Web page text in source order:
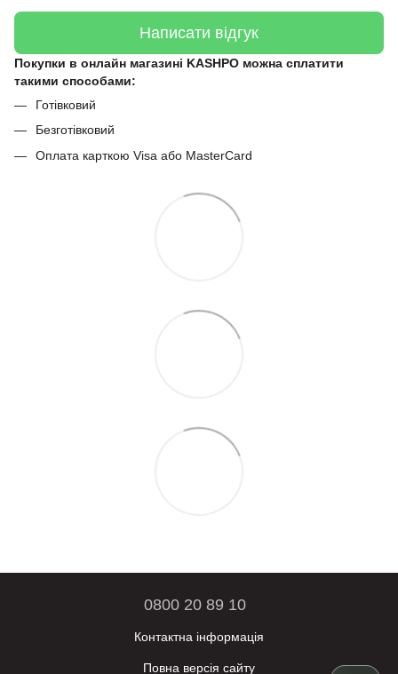
Написати відгук
Покупки в онлайн магазині KASHPO можна сплатити
такими способами:
Готівковий
Безготівковий
Оплата карткою Visa або MasterCard
0800 20 89 10
Контактна інформація
Повна версія сайту